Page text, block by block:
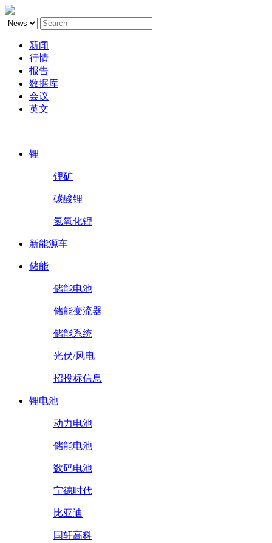
新闻
行情
报告
数据库
会议
英文
锂
锂矿
碳酸锂
氢氧化锂
新能源车
储能
储能电池
储能变流器
储能系统
光伏/风电
招投标信息
锂电池
动力电池
储能电池
数码电池
宁德时代
比亚迪
国轩高科